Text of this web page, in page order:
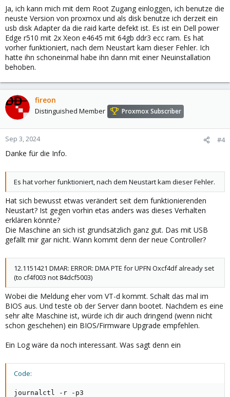
Ja, ich kann mich mit dem Root Zugang einloggen, ich benutze die
neuste Version von proxmox und als disk benutze ich derzeit ein
usb disk Adapter da die raid karte defekt ist. Es ist ein Dell power
Edge r510 mit 2x Xeon e4645 mit 64gb ddr3 ecc ram. Es hat
vorher funktioniert, nach dem Neustart kam dieser Fehler. Ich
hatte ihn schoneinmal habe ihn dann mit einer Neuinstallation
behoben.
fireon
Distinguished Member Proxmox Subscriber
Sep 3, 2024 #4
Danke für die Info.
Es hat vorher funktioniert, nach dem Neustart kam dieser Fehler.
Hat sich bewusst etwas verändert seit dem funktionierenden
Neustart? Ist gegen vorhin etas anders was dieses Verhalten
erklären könnte?
Die Maschine an sich ist grundsätzlich ganz gut. Das mit USB
gefällt mir gar nicht. Wann kommt denn der neue Controller?
12.1151421 DMAR: ERROR: DMA PTE for UPFN Oxcf4df already set
(to cf4f003 not 84dcf5003)
Wobei die Meldung eher vom VT-d kommt. Schalt das mal im
BIOS aus. Und teste ob der Server dann bootet. Nachdem es eine
sehr alte Maschine ist, würde ich dir auch dringend (wenn nicht
schon geschehen) ein BIOS/Firmware Upgrade empfehlen.
Ein Log wäre da noch interessant. Was sagt denn ein
Code:
journalctl -r -p3